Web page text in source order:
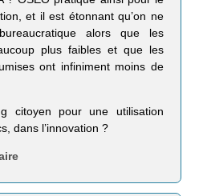
et il est étonnant qu’on ne
alors que les
plus faibles et que les
ont infiniment moins de
citoyen pour une utilisation
dans l’innovation ?